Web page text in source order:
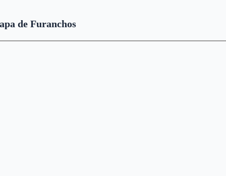
de Furanchos